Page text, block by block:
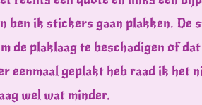
ben ik stickers gaan plakken.
de plaklaag te beschadigen of
eenmaal geplakt heb raad ik het
wel wat minder.